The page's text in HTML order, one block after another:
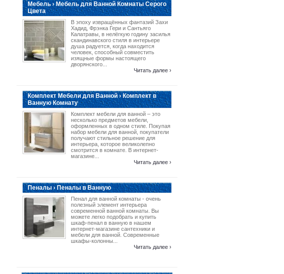
Мебель › Мебель для Ванной Комнаты Серого
Цвета
В эпоху извращённых фантазий Захи
Хадид, Фрэнка Гери и Сантьяго
Калатравы, в нелёгкую годину засилья
скандинавского стиля в интерьере
душа радуется, когда находится
человек, способный совместить
изящные формы настоящего
дворянского...
Читать далее ›
Комплект Мебели для Ванной › Комплект в
Ванную Комнату
Комплект мебели для ванной – это
несколько предметов мебели,
оформленных в одном стиле. Покупая
набор мебели для ванной, покупатели
получают стильное решение для
интерьера, которое великолепно
смотрится в комнате. В интернет-
магазине...
Читать далее ›
Пеналы › Пеналы в Ванную
Пенал для ванной комнаты - очень
полезный элемент интерьера
современной ванной комнаты. Вы
можете легко подобрать и купить
шкаф-пенал в ванную в нашем
интернет-магазине сантехники и
мебели для ванной. Современные
шкафы-колонны...
Читать далее ›